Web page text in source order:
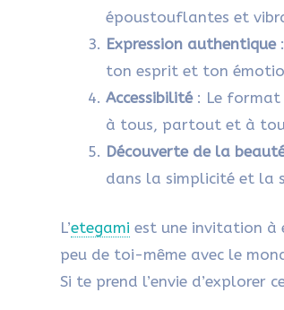
époustouflantes et
Expression authentique:
ton esprit et ton
Accessibilité: Le format
à tous, partout et à
Découverte de la
dans la simplicité et la
L’etegami est une invitation à
peu de toi-même avec le
Si te prend l’envie d’explorer